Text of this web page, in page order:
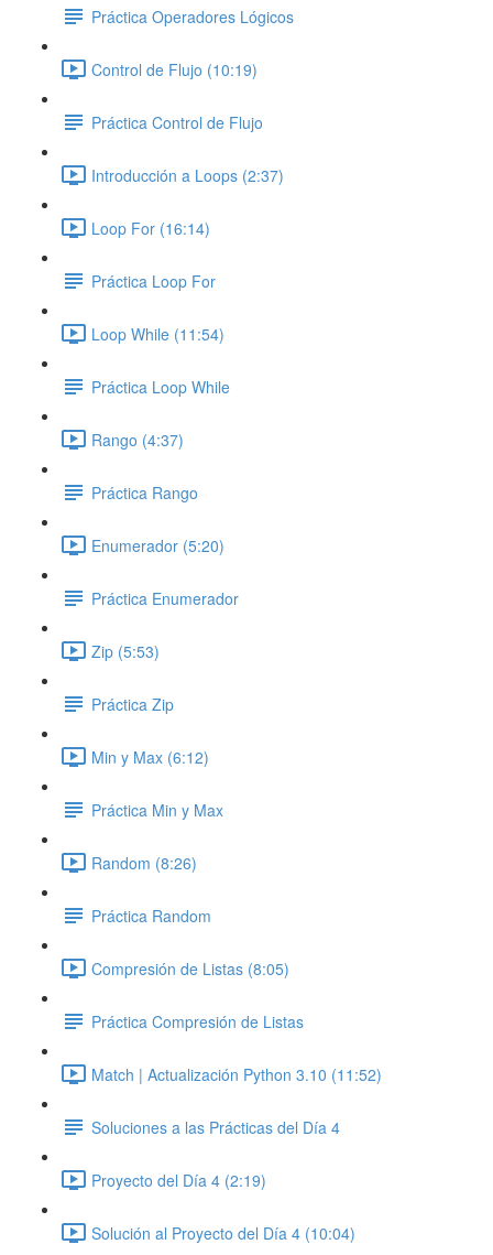
Práctica Operadores Lógicos
Control de Flujo (10:19)
Práctica Control de Flujo
Introducción a Loops (2:37)
Loop For (16:14)
Práctica Loop For
Loop While (11:54)
Práctica Loop While
Rango (4:37)
Práctica Rango
Enumerador (5:20)
Práctica Enumerador
Zip (5:53)
Práctica Zip
Min y Max (6:12)
Práctica Min y Max
Random (8:26)
Práctica Random
Compresión de Listas (8:05)
Práctica Compresión de Listas
Match | Actualización Python 3.10 (11:52)
Soluciones a las Prácticas del Día 4
Proyecto del Día 4 (2:19)
Solución al Proyecto del Día 4 (10:04)